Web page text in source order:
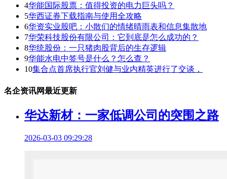
4华能国际股票：值得投资的电力巨头吗？
5华西证券下载指南与使用全攻略
6华资实业股吧：小散们的情绪晴雨表和信息集散地
7华荣科技股份有限公司：它到底是怎么成功的？
8华统股份：一只猪肉股背后的生存逻辑
9华能水电中签号是什么？怎么查？
10集合点首席执行官刘健与业内精英进行了交谈，
名企资讯网最近更新
华达新材：一家低调公司的突围之路
2026-03-03 09:29:28